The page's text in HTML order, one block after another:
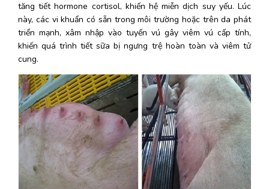
tăng tiết hormone cortisol, khiến hệ miễn dịch suy yếu. Lúc
này, các vi khuẩn có sẵn trong môi trường hoặc trên da phát
triển mạnh, xâm nhập vào tuyến vú gây viêm vú cấp tính,
khiến quá trình tiết sữa bị ngưng trệ hoàn toàn và viêm tử
cung.